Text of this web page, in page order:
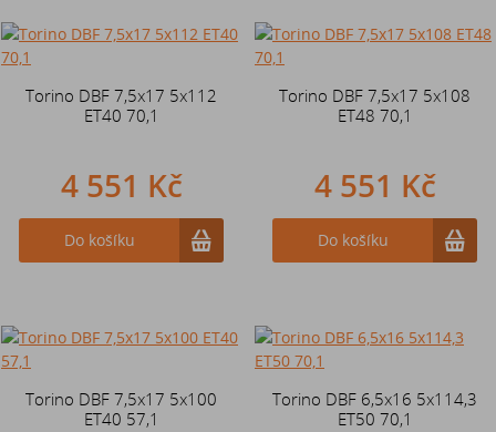
Torino DBF 7,5x17 5x112
ET40 70,1
4 551 Kč
Do košíku
Torino DBF 7,5x17 5x108
ET48 70,1
4 551 Kč
Do košíku
Torino DBF 7,5x17 5x100
ET40 57,1
Torino DBF 6,5x16 5x114,3
ET50 70,1